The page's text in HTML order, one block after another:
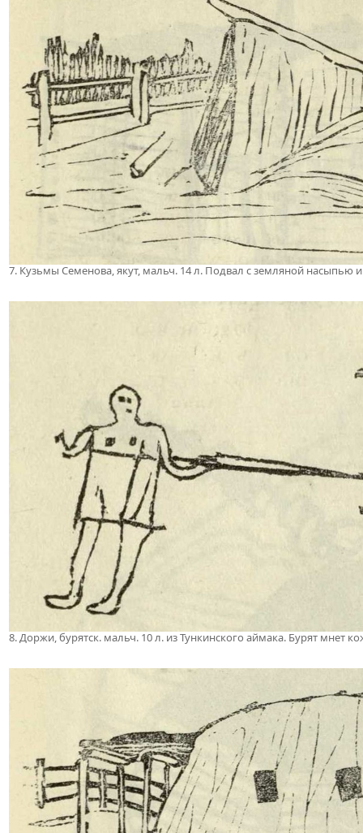
7. Кузьмы Семенова, якут, мальч. 14 л. Подвал с земляной насыпью
8. Доржи, бурятск. мальч. 10 л. из Тункинского аймака. Бурят